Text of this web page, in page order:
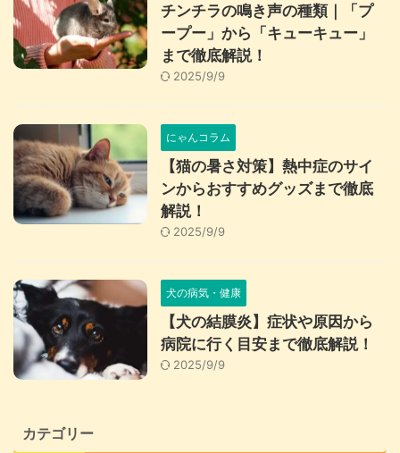
チンチラの鳴き声の種類｜「プ
ープー」から「キューキュー」
まで徹底解説！
2025/9/9
にゃんコラム
【猫の暑さ対策】熱中症のサイ
ンからおすすめグッズまで徹底
解説！
2025/9/9
犬の病気・健康
【犬の結膜炎】症状や原因から
病院に行く目安まで徹底解説！
2025/9/9
カテゴリー